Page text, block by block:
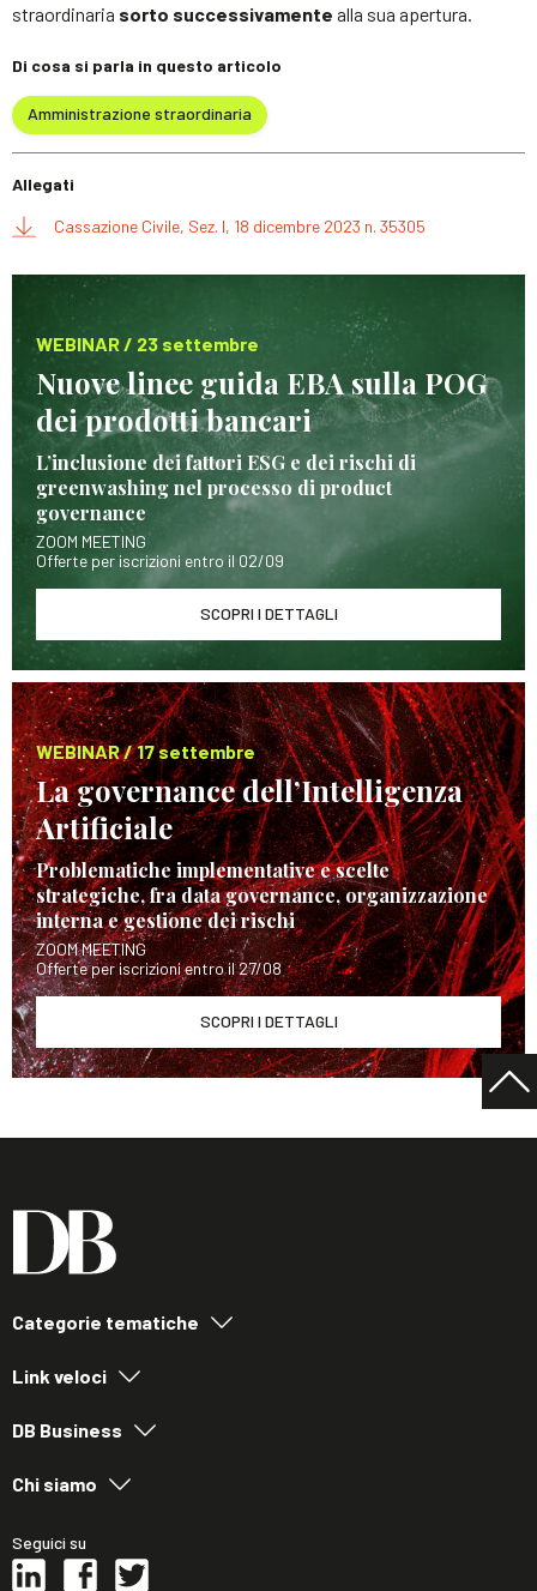
straordinaria sorto successivamente alla sua apertura.
Di cosa si parla in questo articolo
Amministrazione straordinaria
Allegati
Cassazione Civile, Sez. I, 18 dicembre 2023 n. 35305
WEBINAR / 23 settembre
Nuove linee guida EBA sulla POG
dei prodotti bancari
L’inclusione dei fattori ESG e dei rischi di
greenwashing nel processo di product
governance
ZOOM MEETING
Offerte per iscrizioni entro il 02/09
SCOPRI I DETTAGLI
WEBINAR / 17 settembre
La governance dell’Intelligenza
Artificiale
Problematiche implementative e scelte
strategiche, fra data governance, organizzazione
interna e gestione dei rischi
ZOOM MEETING
Offerte per iscrizioni entro il 27/08
SCOPRI I DETTAGLI
Categorie tematiche
Link veloci
DB Business
Chi siamo
Seguici su